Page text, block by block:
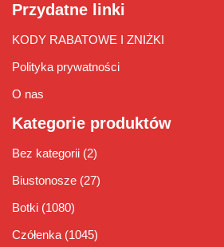
Przydatne linki
KODY RABATOWE I ZNIŻKI
Polityka prywatności
O nas
Kategorie produktów
Bez kategorii (2)
Biustonosze (27)
Botki (1080)
Czółenka (1045)